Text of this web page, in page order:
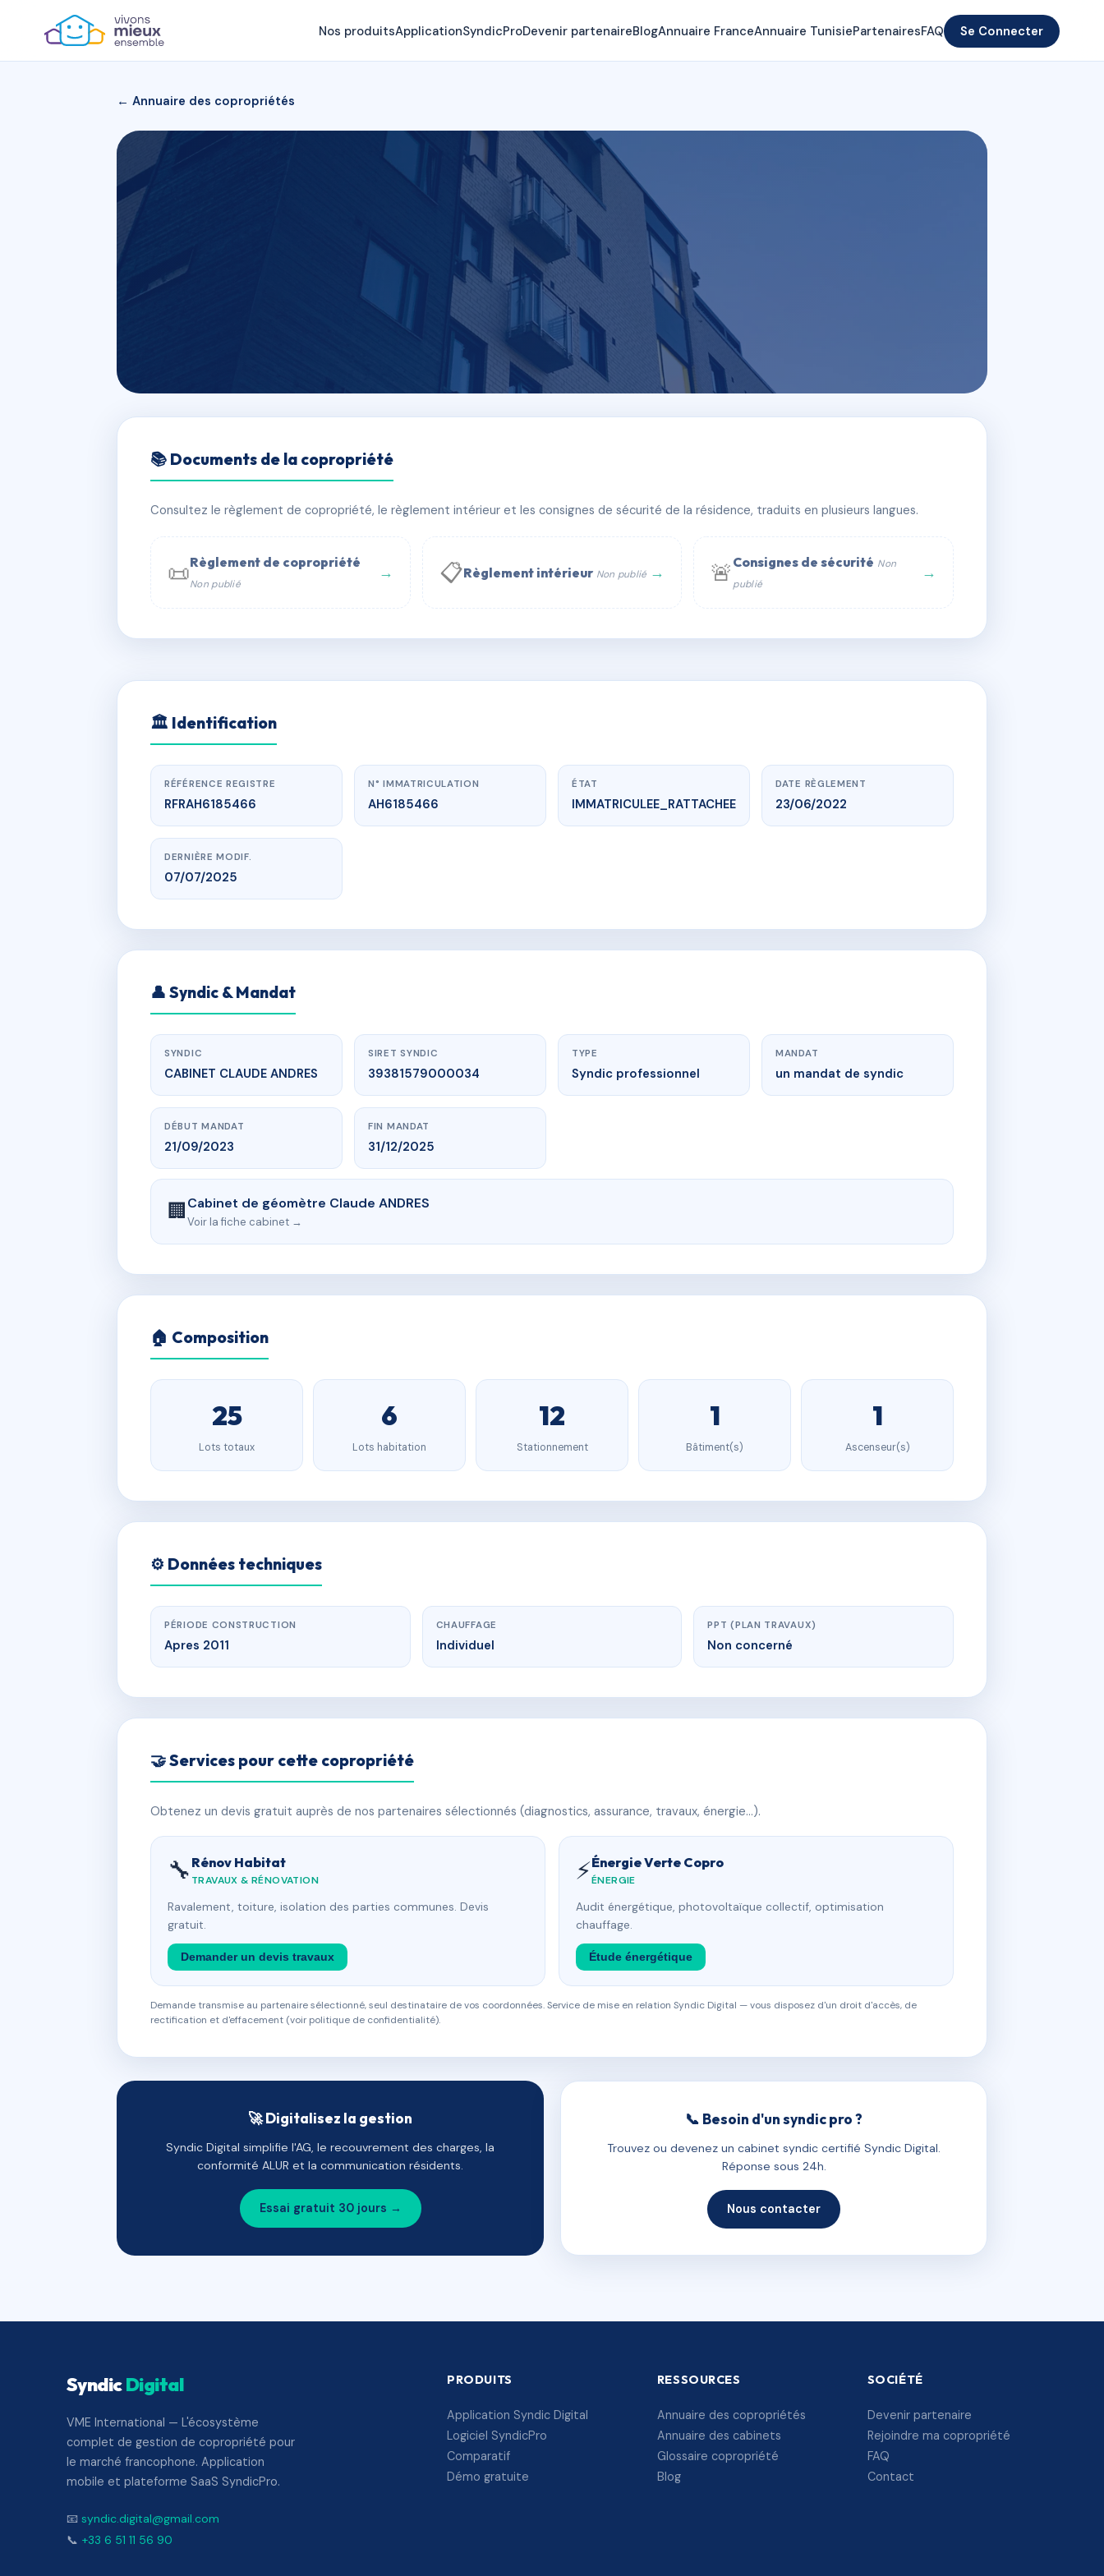
Nos produitsApplicationSyndicProDevenir partenaireBlogAnnuaire FranceAnnuaire TunisiePartenairesFAQ Se Connecter
← Annuaire des copropriétés
RESIDENCE LES PORTES DU VIGNOBLE
📍 Rue Albert Schweitzer
📞 Contacter Syndic Digital 💬 WhatsApp
📚 Documents de la copropriété
Consultez le règlement de copropriété, le règlement intérieur et les consignes de sécurité de la résidence, traduits en plusieurs langues.
📜Règlement de copropriété
Non publié
→ 📋Règlement intérieur Non publié → 🚨 Consignes de sécurité Non
publié
→
AH6185466 🇫🇷
🏛 Identification
RÉFÉRENCE REGISTRE
RFRAH6185466
N° IMMATRICULATION
AH6185466
ÉTAT
IMMATRICULEE_RATTACHEE
DATE RÈGLEMENT
23/06/2022
DERNIÈRE MODIF.
07/07/2025
👤 Syndic & Mandat
SYNDIC
CABINET CLAUDE ANDRES
SIRET SYNDIC
39381579000034
TYPE
Syndic professionnel
MANDAT
un mandat de syndic
DÉBUT MANDAT
21/09/2023
FIN MANDAT
31/12/2025
🏢Cabinet de géomètre Claude ANDRES
Voir la fiche cabinet →
🏠 Composition
25
Lots totaux
6
Lots habitation
12
Stationnement
1
Bâtiment(s)
1
Ascenseur(s)
⚙️ Données techniques
PÉRIODE CONSTRUCTION
Apres 2011
CHAUFFAGE
Individuel
PPT (PLAN TRAVAUX)
Non concerné
🤝 Services pour cette copropriété
Obtenez un devis gratuit auprès de nos partenaires sélectionnés (diagnostics, assurance, travaux, énergie…).
🔧 Rénov Habitat
TRAVAUX & RÉNOVATION
Ravalement, toiture, isolation des parties communes. Devis
gratuit.
Demander un devis travaux
⚡Énergie Verte Copro
ÉNERGIE
Audit énergétique, photovoltaïque collectif, optimisation
chauffage.
Étude énergétique
Demande transmise au partenaire sélectionné, seul destinataire de vos coordonnées. Service de mise en relation Syndic Digital — vous disposez d'un droit d'accès, de
rectification et d'effacement (voir politique de confidentialité).
🚀 Digitalisez la gestion
Syndic Digital simplifie l'AG, le recouvrement des charges, la
conformité ALUR et la communication résidents.
Essai gratuit 30 jours →
📞 Besoin d'un syndic pro ?
Trouvez ou devenez un cabinet syndic certifié Syndic Digital.
Réponse sous 24h.
Nous contacter
SyndicDigital
VME International — L'écosystème
complet de gestion de copropriété pour
le marché francophone. Application
mobile et plateforme SaaS SyndicPro.
📧 syndic.digital@gmail.com
📞 +33 6 51 11 56 90
PRODUITS
Application Syndic Digital
Logiciel SyndicPro
Comparatif
Démo gratuite
RESSOURCES
Annuaire des copropriétés
Annuaire des cabinets
Glossaire copropriété
Blog
SOCIÉTÉ
Devenir partenaire
Rejoindre ma copropriété
FAQ
Contact